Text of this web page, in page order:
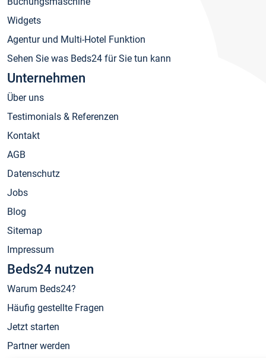
Widgets
Agentur und Multi-Hotel Funktion
Sehen Sie was Beds24 für Sie tun kann
Unternehmen
Über uns
Testimonials & Referenzen
Kontakt
AGB
Datenschutz
Jobs
Blog
Sitemap
Impressum
Beds24 nutzen
Warum Beds24?
Häufig gestellte Fragen
Jetzt starten
Partner werden